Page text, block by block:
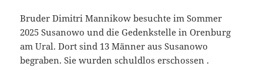
Bruder Dimitri Mannikow besuchte im Sommer
2025 Susanowo und die Gedenkstelle in Orenburg
am Ural. Dort sind 13 Männer aus Susanowo
begraben. Sie wurden schuldlos erschossen .